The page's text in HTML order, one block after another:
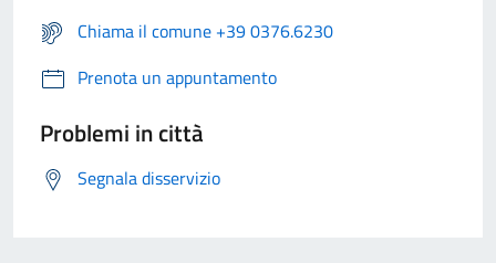
Chiama il comune +39 0376.6230
Prenota un appuntamento
Problemi in città
Segnala disservizio